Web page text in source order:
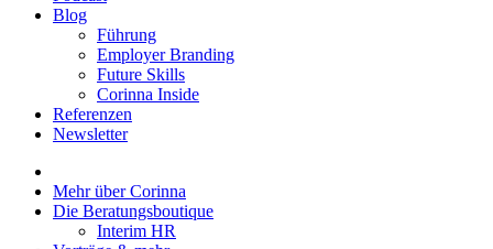
Blog
Führung
Employer Branding
Future Skills
Corinna Inside
Referenzen
Newsletter
Mehr über Corinna
Die Beratungsboutique
Interim HR